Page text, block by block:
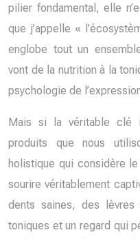
pilier fondamental, elle
que j’appelle «
englobe tout un
vont de la nutrition à la
psychologie de
Mais si la véritable clé
produits que nous
holistique qui considère
sourire véritablement
dents saines, des
toniques et un regard qui